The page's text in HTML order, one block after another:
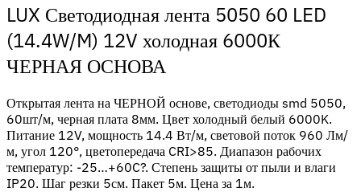
LUX Светодиодная лента 5050 60 LED
(14.4W/M) 12V холодная 6000К
ЧЕРНАЯ ОСНОВА
Открытая лента на ЧЕРНОЙ основе, светодиоды smd 5050,
60шт/м, черная плата 8мм. Цвет холодный белый 6000K.
Питание 12V, мощность 14.4 Вт/м, световой поток 960 Лм/
м, угол 120°, цветопередача CRI>85. Диапазон рабочих
температур: -25…+60C?. Степень защиты от пыли и влаги
IP20. Шаг резки 5см. Пакет 5м. Цена за 1м.